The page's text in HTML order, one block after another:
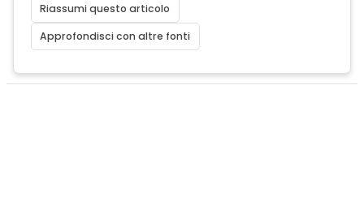
Riassumi questo articolo
Approfondisci con altre fonti